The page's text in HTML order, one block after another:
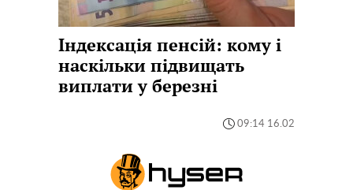
Індексація пенсій: кому і
наскільки підвищать
виплати у березні
09:14 16.02